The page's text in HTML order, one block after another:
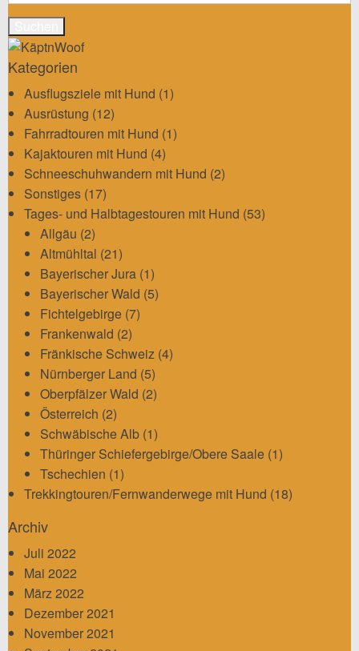
Kategorien
Ausflugsziele mit Hund (1)
Ausrüstung (12)
Fahrradtouren mit Hund (1)
Kajaktouren mit Hund (4)
Schneeschuhwandern mit Hund (2)
Sonstiges (17)
Tages- und Halbtagestouren mit Hund (53)
Allgäu (2)
Altmühltal (21)
Bayerischer Jura (1)
Bayerischer Wald (5)
Fichtelgebirge (7)
Frankenwald (2)
Fränkische Schweiz (4)
Nürnberger Land (5)
Oberpfälzer Wald (2)
Österreich (2)
Schwäbische Alb (1)
Thüringer Schiefergebirge/Obere Saale (1)
Tschechien (1)
Trekkingtouren/Fernwanderwege mit Hund (18)
Archiv
Juli 2022
Mai 2022
März 2022
Dezember 2021
November 2021